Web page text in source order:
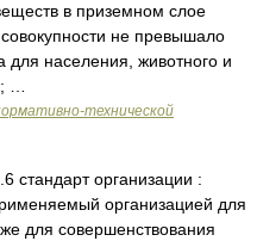
в приземном слое
не превышало
для населения, животного и
…
технической
стандарт организации :
организацией для
для совершенствования